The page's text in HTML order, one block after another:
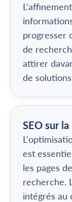
progresser
de
attirer
de
SEO sur la
est
les pages
recherche.
intégrés au